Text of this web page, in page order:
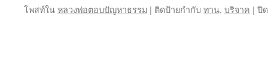
โพสท์ในหลวงพ่อตอบปัญหาธรรม | ติดป้ายกำกับ ทาน, บริจาค | ปิ